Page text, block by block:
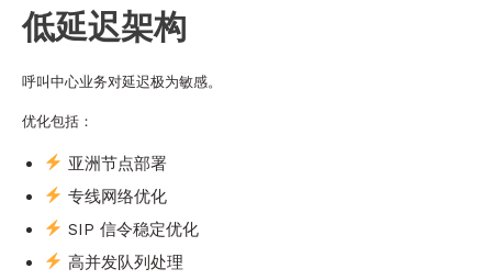
低延迟架构
呼叫中心业务对延迟极为敏感。
优化包括：
亚洲节点部署
专线网络优化
SIP 信令稳定优化
高并发队列处理